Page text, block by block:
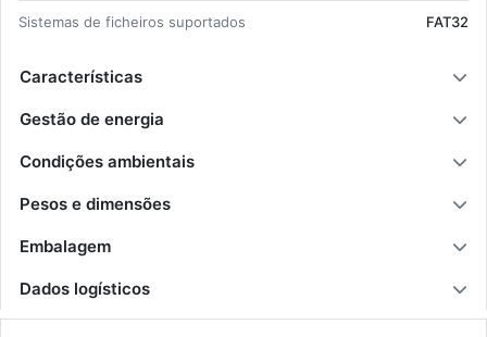
Sis­temas de fi­cheiros su­por­tados FAT32
Características
Gestão de energia
Condições ambientais
Pesos e dimensões
Embalagem
Dados logísticos